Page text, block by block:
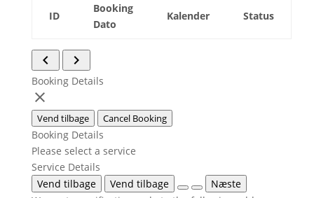
ID
Booking
Dato
Kalender Status
navigate_before navigate_next
Booking Details
close
Vend tilbage Cancel Booking
Booking Details
Please select a service
Service Details
Vend tilbage
Vend tilbage
Næste